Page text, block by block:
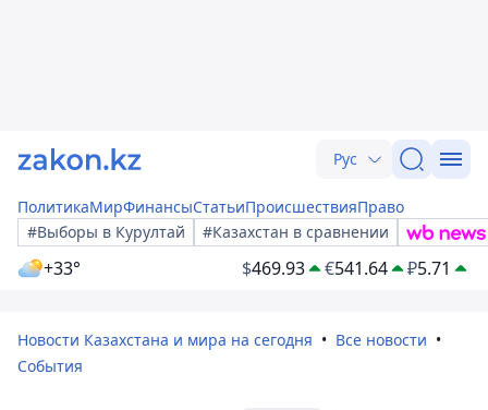
Рус
ПолитикаМирФинансыСтатьиПроисшествияПраво
#Выборы в Курултай
#Казахстан в сравнении
+33° $469.93 €541.64 ₽5.71
Новости Казахстана и мира на сегодня
Все новости
События